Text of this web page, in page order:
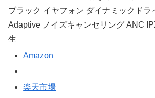
ブラック イヤフォン ダイナミックドラ
Adaptive ノイズキャンセリング ANC
生
Amazon
楽天市場